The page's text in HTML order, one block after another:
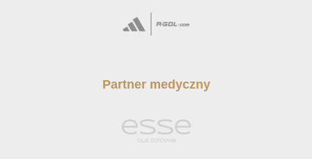
Partner medyczny